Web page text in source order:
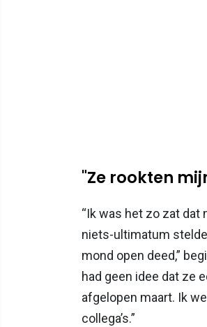
"Ze rookten
“Ik was het zo zat dat
niets-ultimatum
mond open deed,”
had geen idee dat ze
afgelopen maart. Ik
collega’s.”